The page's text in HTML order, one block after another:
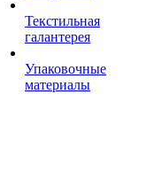
Текстильная
галантерея
Упаковочные
материалы